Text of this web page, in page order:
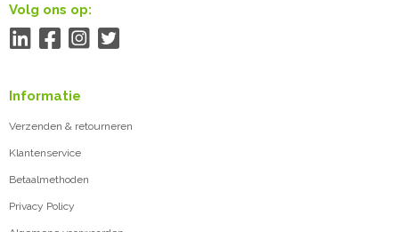
Volg ons op:
Informatie
Verzenden & retourneren
Klantenservice
Betaalmethoden
Privacy Policy